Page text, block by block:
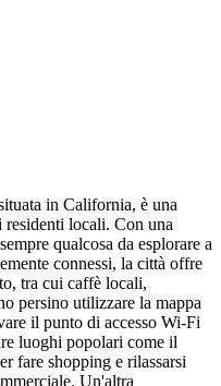
in California, è una
residenti locali. Con una
qualcosa da esplorare a
connessi, la città offre
tra cui caffè locali,
persino utilizzare la mappa
il punto di accesso Wi-Fi
luoghi popolari come il
fare shopping e rilassarsi
Un'altra